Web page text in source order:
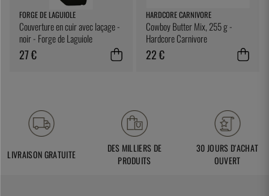
FORGE DE LAGUIOLE
Couverture en cuir avec laçage -
noir - Forge de Laguiole
27 €
HARDCORE CARNIVORE
Cowboy Butter Mix, 255 g -
Hardcore Carnivore
22 €
LIVRAISON GRATUITE
DES MILLIERS DE
PRODUITS
30 JOURS D'ACHAT
OUVERT